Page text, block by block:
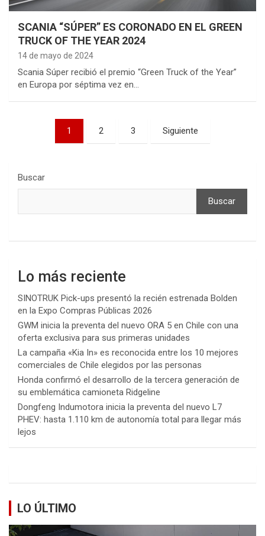
SCANIA “SÚPER” ES CORONADO EN EL GREEN
TRUCK OF THE YEAR 2024
14 de mayo de 2024
Scania Súper recibió el premio “Green Truck of the Year”
en Europa por séptima vez en…
Paginación
1 2 3 Siguiente
Buscar
Buscar
Lo más reciente
SINOTRUK Pick-ups presentó la recién estrenada Bolden
en la Expo Compras Públicas 2026
GWM inicia la preventa del nuevo ORA 5 en Chile con una
oferta exclusiva para sus primeras unidades
La campaña «Kia In» es reconocida entre los 10 mejores
comerciales de Chile elegidos por las personas
Honda confirmó el desarrollo de la tercera generación de
su emblemática camioneta Ridgeline
Dongfeng Indumotora inicia la preventa del nuevo L7
PHEV: hasta 1.110 km de autonomía total para llegar más
lejos
LO ÚLTIMO